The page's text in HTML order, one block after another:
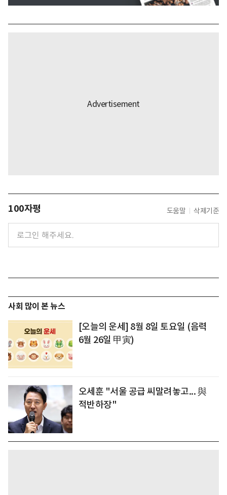
100자평 도움말 삭제기준
사회 많이 본 뉴스
[오늘의 운세] 8월 8일 토요일 (음력
6월 26일 甲寅)
오세훈 "서울 공급 씨말려놓고... 與
적반하장"